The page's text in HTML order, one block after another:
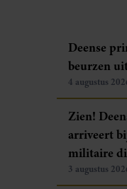
Deense
beurzen
4 augustus
Zien!
arriveert
militaire
3 augustus